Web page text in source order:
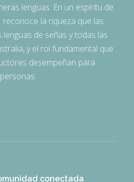
lenguas. En un espíritu de
reconoce la riqueza que las
lenguas de señas y todas las
y el rol fundamental que
desempeñan para
conectada